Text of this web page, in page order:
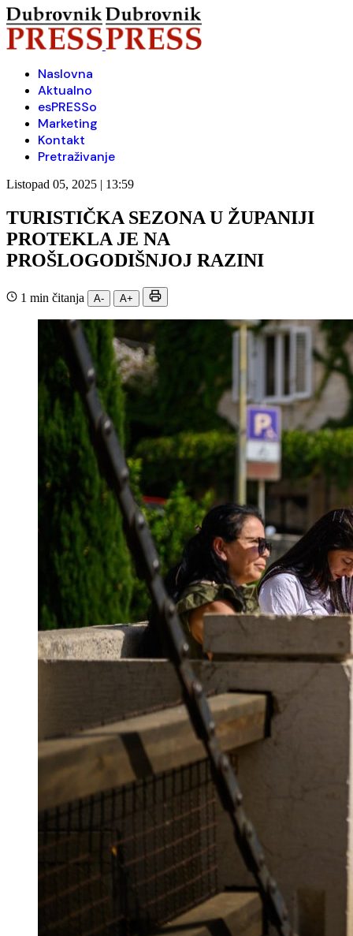
Naslovna
Aktualno
esPRESSo
Marketing
Kontakt
Pretraživanje
Listopad 05, 2025 | 13:59
TURISTIČKA SEZONA U ŽUPANIJI
PROTEKLA JE NA
PROŠLOGODIŠNJOJ RAZINI
1 min čitanja A- A+